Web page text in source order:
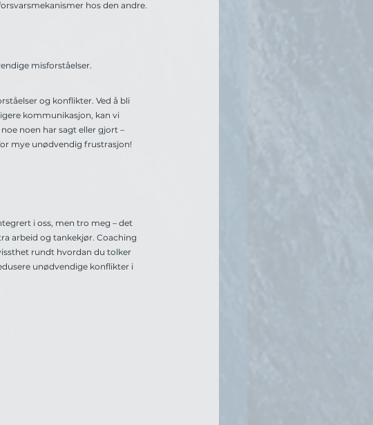
hos den andre.
misforståelser.
og konflikter. Ved å bli
kommunikasjon, kan vi
noen har sagt eller gjort –
mye unødvendig frustrasjon!
i oss, men tro meg – det
arbeid og tankekjør. Coaching
rundt hvordan du tolker
unødvendige konflikter i